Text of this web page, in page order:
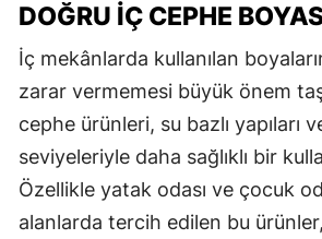
DOĞRU İÇ CEPHE
İç mekânlarda kullanılan
zarar vermemesi büyük önem
cephe ürünleri, su bazlı yapıları
seviyeleriyle daha sağlıklı bir
Özellikle yatak odası ve çocuk
alanlarda tercih edilen bu